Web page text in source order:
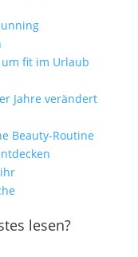
fit im Urlaub
Jahre verändert
Beauty-Routine
lesen?